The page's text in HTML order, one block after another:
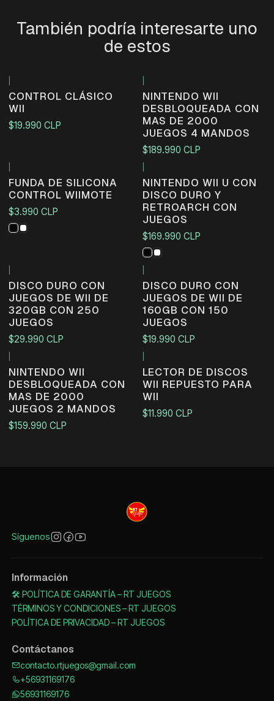
También podría interesarte uno
de estos
CONTROL CLÁSICO
WII
$19.990 CLP
NINTENDO WII
DESBLOQUEADA CON
MAS DE 2000
JUEGOS 4 MANDOS
$189.990 CLP
FUNDA DE SILICONA
CONTROL WIIMOTE
$3.990 CLP
NINTENDO WII U CON
DISCO DURO Y
RETROARCH CON
JUEGOS
$169.990 CLP
DISCO DURO CON
JUEGOS DE WII DE
320GB CON 250
JUEGOS
$29.990 CLP
DISCO DURO CON
JUEGOS DE WII DE
160GB CON 150
JUEGOS
$19.990 CLP
NINTENDO WII
DESBLOQUEADA CON
MAS DE 2000
JUEGOS 2 MANDOS
$159.990 CLP
LECTOR DE DISCOS
WII REPUESTO PARA
WII
$11.990 CLP
Síguenos
Información
🛠️ POLÍTICA DE GARANTÍA – RT JUEGOS
TÉRMINOS Y CONDICIONES – RT JUEGOS
POLÍTICA DE PRIVACIDAD – RT JUEGOS
Contáctanos
contacto.rtjuegos@gmail.com
+56931169176
56931169176